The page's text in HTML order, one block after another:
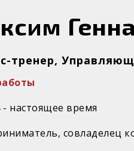
тренер,
- настоящее время
совладелец